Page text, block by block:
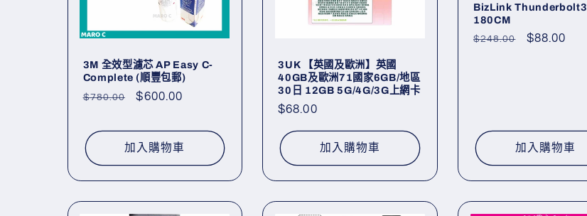
3M 全效型濾芯 AP Easy C-
Complete (順豐包郵)
定
$780.00
售
$600.00
加入購物車
3UK 【英國及歐洲】英國
40GB及歐洲71國家6GB/地區
30日 12GB 5G/4G/3G上網卡
定
$68.00
加入購物車
BizLink Thunderbolt3
180CM
定
$248.00
售
$88.00
加入購物車